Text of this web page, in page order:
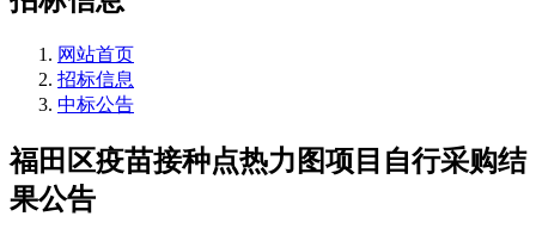
网站首页
招标信息
中标公告
福田区疫苗接种点热力图项目自行采购结
果公告